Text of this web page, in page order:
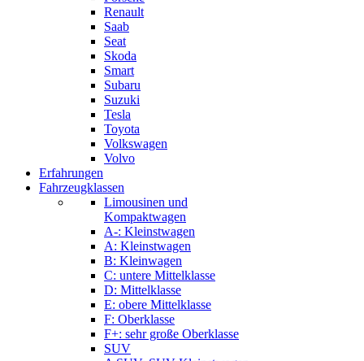
Renault
Saab
Seat
Skoda
Smart
Subaru
Suzuki
Tesla
Toyota
Volkswagen
Volvo
Erfahrungen
Fahrzeugklassen
Limousinen und
Kompaktwagen
A-: Kleinstwagen
A: Kleinstwagen
B: Kleinwagen
C: untere Mittelklasse
D: Mittelklasse
E: obere Mittelklasse
F: Oberklasse
F+: sehr große Oberklasse
SUV